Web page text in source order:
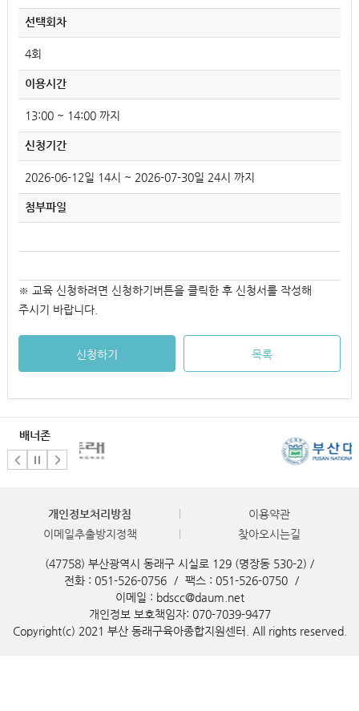
선택회차
4회
이용시간
13:00 ~ 14:00 까지
신청기간
2026-06-12일 14시 ~ 2026-07-30일 24시 까지
첨부파일
※ 교육 신청하려면 신청하기버튼을 클릭한 후 신청서를 작성해
주시기 바랍니다.
신청하기 목록
배너존
개인정보처리방침
이용약관
이메일추출방지정책
찾아오시는길
(47758) 부산광역시 동래구 시실로 129 (명장동 530-2) /
전화 : 051-526-0756
/ 팩스 : 051-526-0750
/
이메일 : bdscc@daum.net
개인정보 보호책임자: 070-7039-9477
Copyright(c) 2021 부산 동래구육아종합지원센터. All rights reserved.